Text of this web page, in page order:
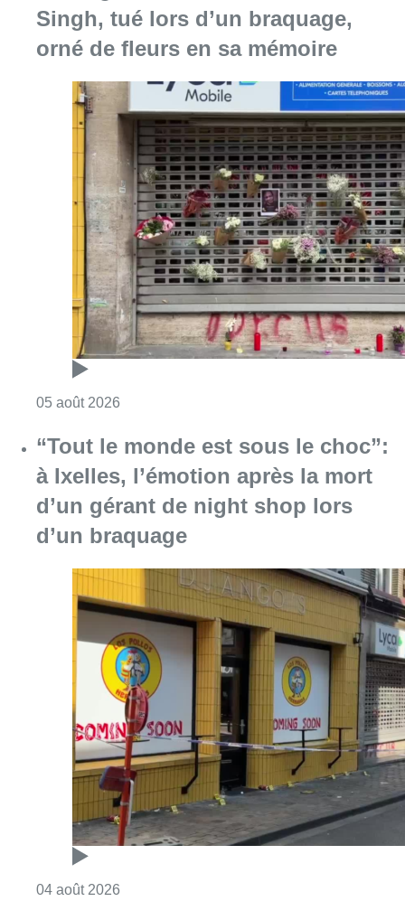
05 août 2026Consulter l'article "Le magasin de nuit de
“Tout le monde est sous le choc”:
à Ixelles, l’émotion après la mort
d’un gérant de night shop lors
d’un braquage
04 août 2026Consulter l'article "“Tout le monde est sous
Une explosion à Ixelles provoque
des dégâts mineurs, il n’y a pas de
blessé